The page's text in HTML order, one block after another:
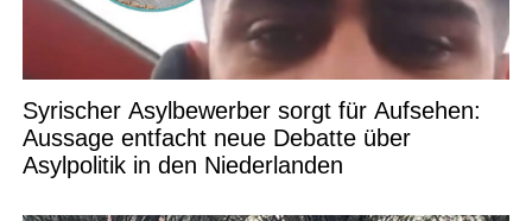
Syrischer Asylbewerber sorgt für Aufsehen:
Aussage entfacht neue Debatte über
Asylpolitik in den Niederlanden